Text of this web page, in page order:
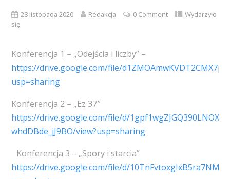
28 listopada 2020 Redakcja 0 Comment
Wydarzyło
się
Konferencja 1 – „Odejścia i liczby” –
https://drive.google.com/file/
usp=sharing
Konferencja 2 – „Ez 37″
https://drive.google.com/file/d/1gpf1wgZJGQ390LNOXO-
whdDBde_jJ9BO/view?usp=sharing
Konferencja 3 – „Spory i starcia”
https://drive.google.com/file/d/